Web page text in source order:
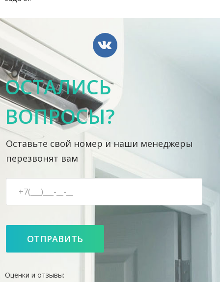
ОСТАЛИСЬ
ВОПРОСЫ?
Оставьте свой номер и наши менеджеры
перезвонят вам
Оценки и отзывы: